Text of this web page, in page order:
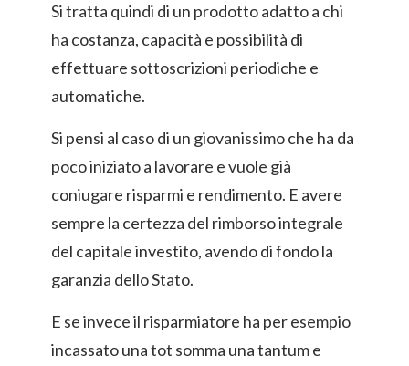
Si tratta quindi di un prodotto adatto a chi
ha costanza, capacità e possibilità di
effettuare sottoscrizioni periodiche e
automatiche.
Si pensi al caso di un giovanissimo che ha da
poco iniziato a lavorare e vuole già
coniugare risparmi e rendimento. E avere
sempre la certezza del rimborso integrale
del capitale investito, avendo di fondo la
garanzia dello Stato.
E se invece il risparmiatore ha per esempio
incassato una tot somma una tantum e